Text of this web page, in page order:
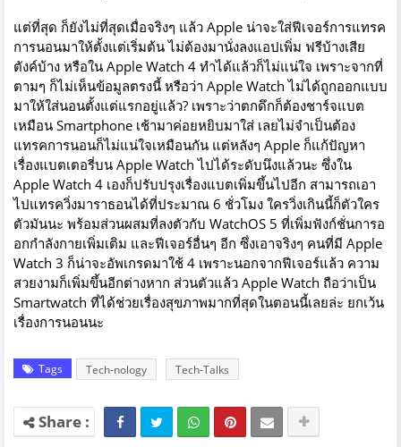
แต่ที่สุด ก็ยังไม่ที่สุดเมื่อจริงๆ แล้ว Apple น่าจะใส่ฟีเจอร์การแทรค
การนอนมาให้ตั้งแต่เริ่มต้น ไม่ต้องมานั่งลงแอปเพิ่ม ฟรีบ้างเสีย
ตังค์บ้าง หรือใน Apple Watch 4 ทำได้แล้วก็ไม่แน่ใจ เพราะจากที่
ตามๆ ก็ไม่เห็นข้อมูลตรงนี้ หรือว่า Apple Watch ไม่ได้ถูกออกแบบ
มาให้ใส่นอนตั้งแต่แรกอยู่แล้ว? เพราะว่าตกดึกก็ต้องชาร์จแบต
เหมือน Smartphone เช้ามาค่อยหยิบมาใส่ เลยไม่จำเป็นต้อง
แทรคการนอนก็ไม่แน่ใจเหมือนกัน แต่หลังๆ Apple ก็แก้ปัญหา
เรื่องแบตเตอรี่บน Apple Watch ไปได้ระดับนึงแล้วนะ ซึ่งใน
Apple Watch 4 เองก็ปรับปรุงเรื่องแบตเพิ่มขึ้นไปอีก สามารถเอา
ไปแทรควิ่งมาราธอนได้ที่ประมาณ 6 ชั่วโมง ใครวิ่งเกินนี้ก็ตัวใคร
ตัวมันนะ พร้อมส่วนผสมที่ลงตัวกับ WatchOS 5 ที่เพิ่มฟังก์ชั่นการอ
อกกำลังกายเพิ่มเติม และฟีเจอร์อื่นๆ อีก ซึ่งเอาจริงๆ คนที่มี Apple
Watch 3 ก็น่าจะอัพเกรดมาใช้ 4 เพราะนอกจากฟีเจอร์แล้ว ความ
สวยงามก็เพิ่มขึ้นอีกต่างหาก ส่วนตัวแล้ว Apple Watch ถือว่าเป็น
Smartwatch ที่ได้ช่วยเรื่องสุขภาพมากที่สุดในตอนนี้เลยล่ะ ยกเว้น
เรื่องการนอนนะ
Tags Tech-nology Tech-Talks